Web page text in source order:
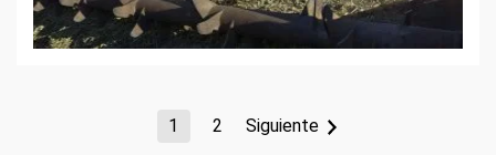
1 2 Siguiente